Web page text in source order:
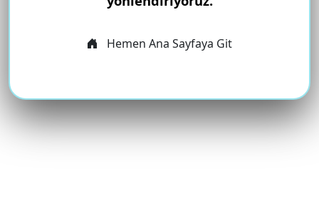
Hemen Ana Sayfaya Git